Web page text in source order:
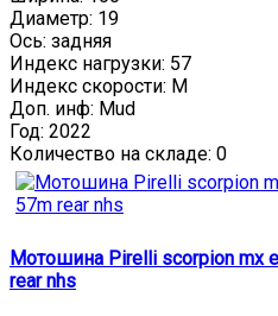
Диаметр: 19
Ось: задняя
Индекс нагрузки: 57
Индекс скорости: M
Доп. инф: Mud
Год: 2022
Количество на складе: 0
Мотошина Pirelli scorpion mx
rear nhs